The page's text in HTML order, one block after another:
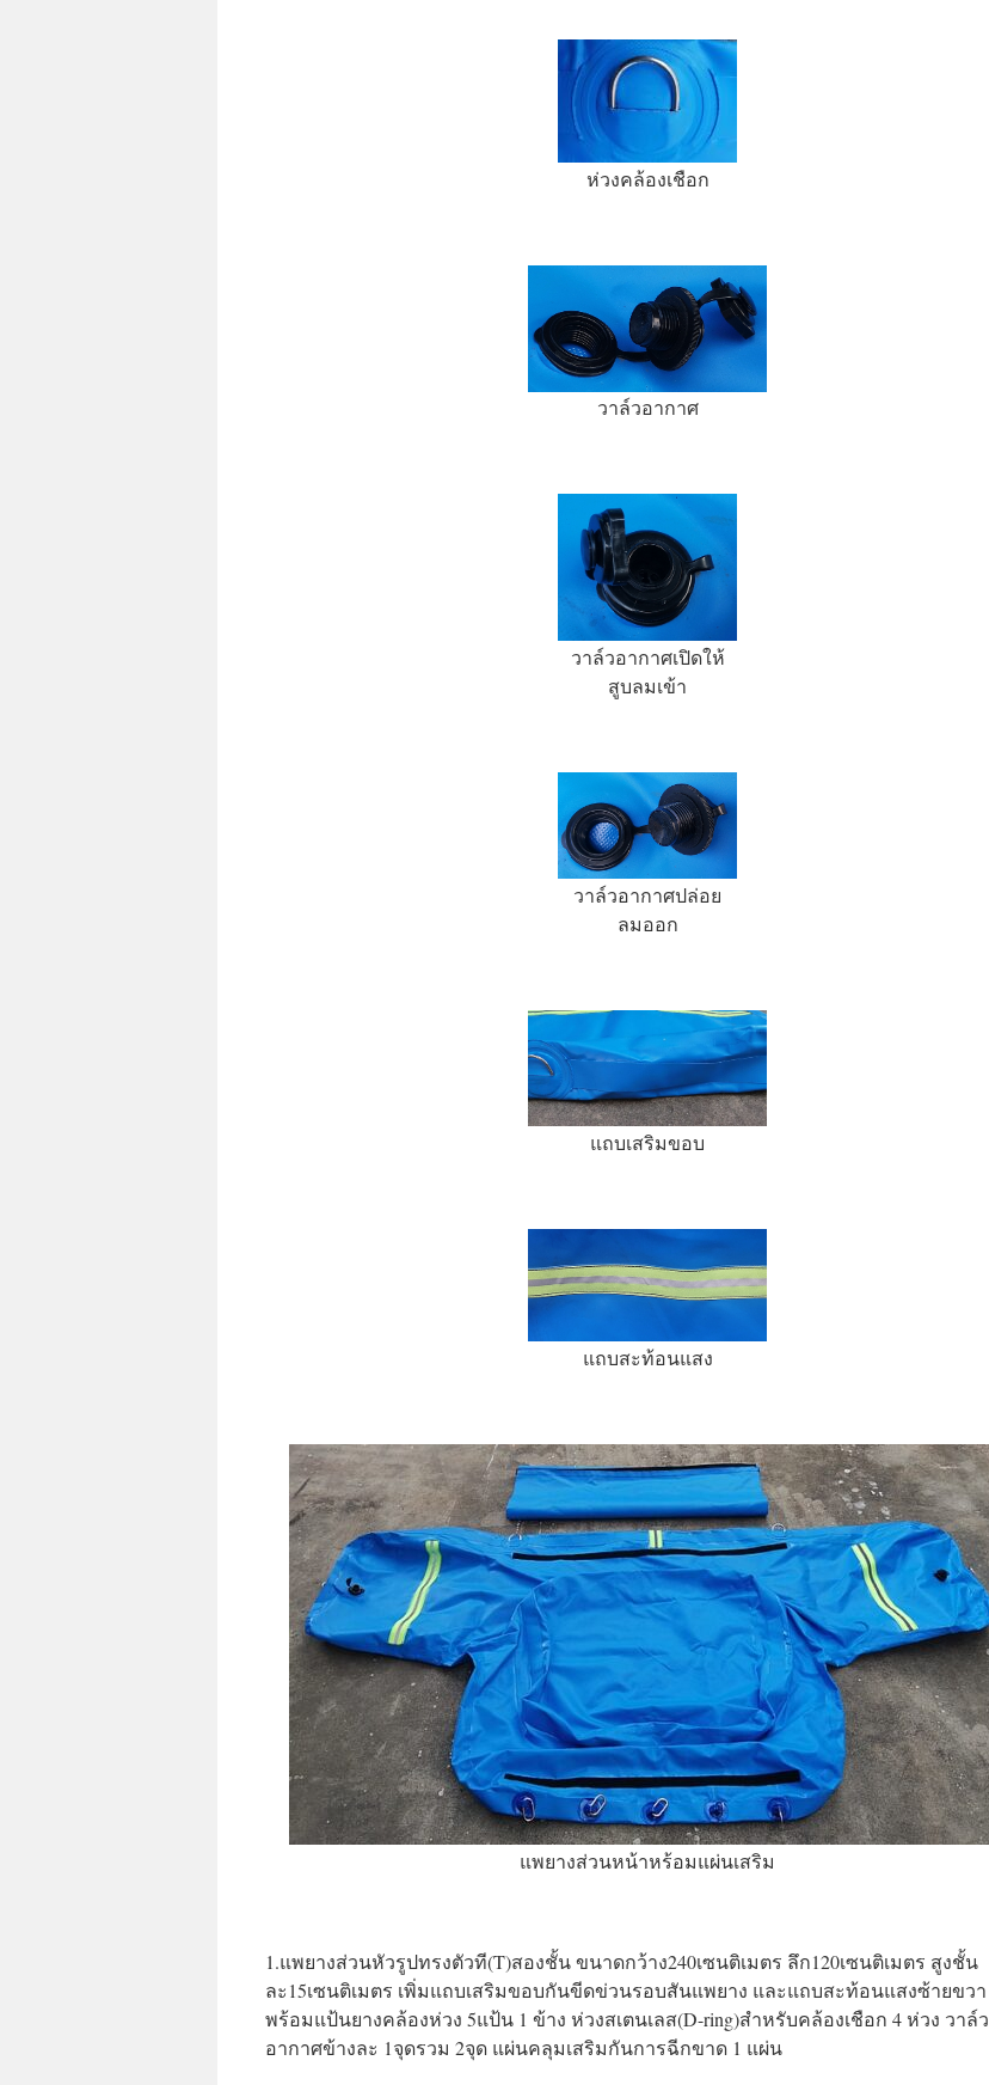
ห่วงคล้องเชือก
วาล์วอากาศ
วาล์วอากาศเปิดให้
สูบลมเข้า
วาล์วอากาศปล่อย
ลมออก
แถบเสริมขอบ
แถบสะท้อนแสง
แพยางส่วนหน้าหร้อมแผ่นเสริม
1.แพยางส่วนหัวรูปทรงตัวที(T)สองชั้น ขนาดกว้าง240เซนติเมตร ลึก120เซนติเมตร สูงชั้น
ละ15เซนติเมตร เพิ่มแถบเสริมขอบกันขีดข่วนรอบสันแพยาง และแถบสะท้อนแสงซ้ายขวา
พร้อมแป้นยางคล้องห่วง 5แป้น 1 ข้าง ห่วงสเตนเลส(D-ring)สำหรับคล้องเชือก 4 ห่วง วาล์ว
อากาศข้างละ 1จุดรวม 2จุด แผ่นคลุมเสริมกันการฉีกขาด 1 แผ่น